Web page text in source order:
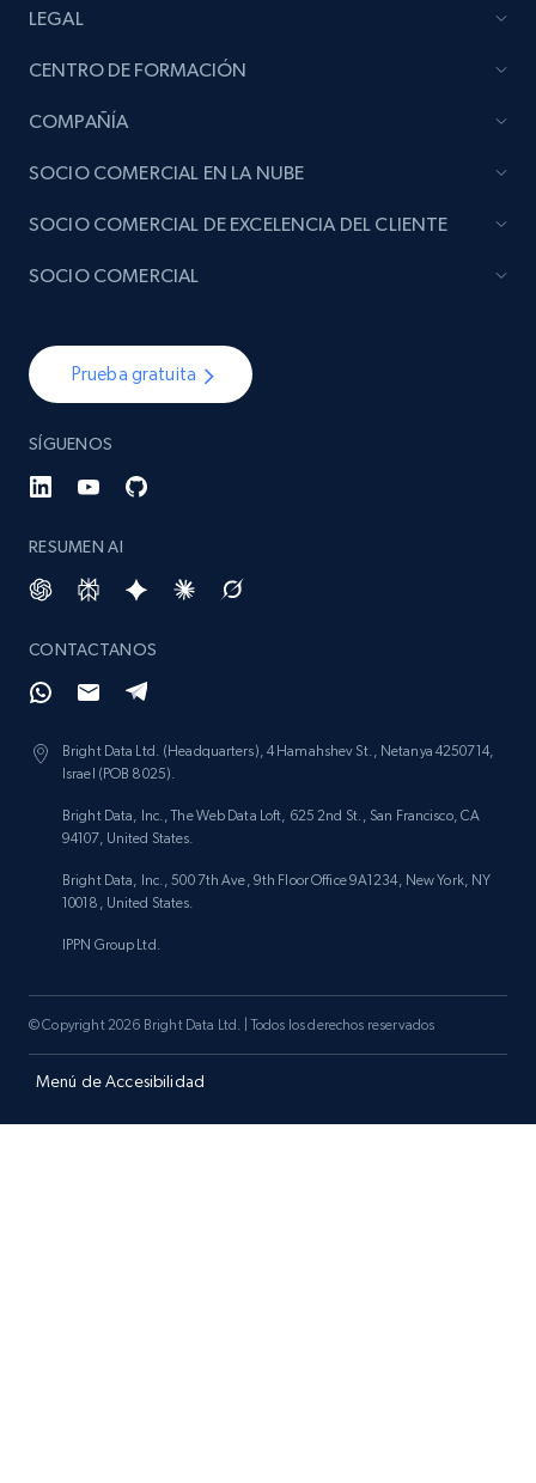
LEGAL
CENTRO DE FORMACIÓN
COMPAÑÍA
Prueba gratuita
SÍGUENOS
RESUMEN AI
CONTACTANOS
Bright Data Ltd. (Headquarters), 4 Hamahshev St., Netanya 4250714,
Israel (POB 8025).
Bright Data, Inc., The Web Data Loft, 625 2nd St., San Francisco, CA
94107, United States.
Bright Data, Inc., 500 7th Ave, 9th Floor Office 9A1234, New York, NY
10018, United States.
IPPN Group Ltd.
SOCIO COMERCIAL EN LA NUBE
SOCIO COMERCIAL DE EXCELENCIA DEL CLIENTE
SOCIO COMERCIAL
Menú de Accesibilidad
© Copyright 2026 Bright Data Ltd. | Todos los derechos reservados